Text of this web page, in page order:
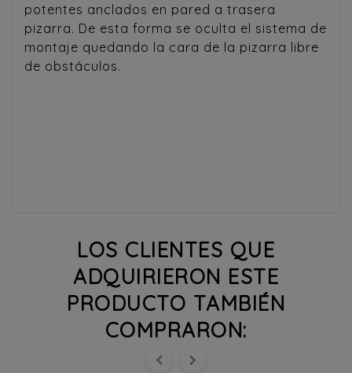
potentes anclados en pared a trasera
pizarra. De esta forma se oculta el sistema de
montaje quedando la cara de la pizarra libre
de obstáculos.
LOS CLIENTES QUE
ADQUIRIERON ESTE
PRODUCTO TAMBIÉN
COMPRARON:
 